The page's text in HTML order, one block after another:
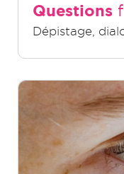
Questions
Dépistage,